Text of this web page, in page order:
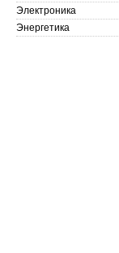
Электроника
Энергетика